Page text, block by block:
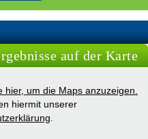
auf der Karte
hier, um die Maps anzuzeigen.
hiermit unserer